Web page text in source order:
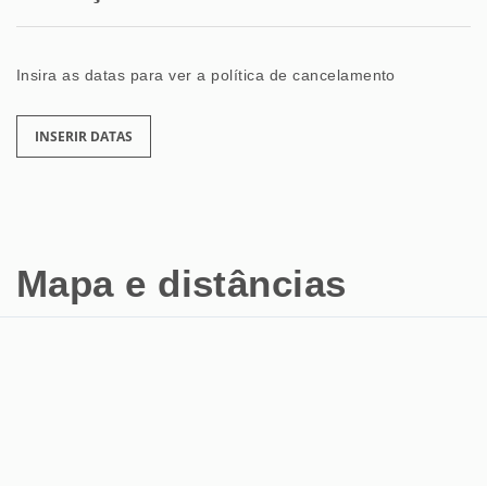
Insira as datas para ver a política de cancelamento
INSERIR DATAS
Mapa e distâncias